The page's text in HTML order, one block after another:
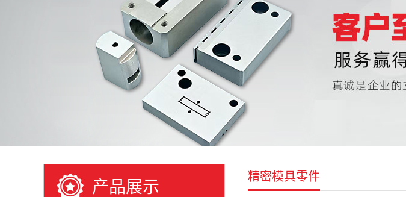
产品展示
精密模具零件